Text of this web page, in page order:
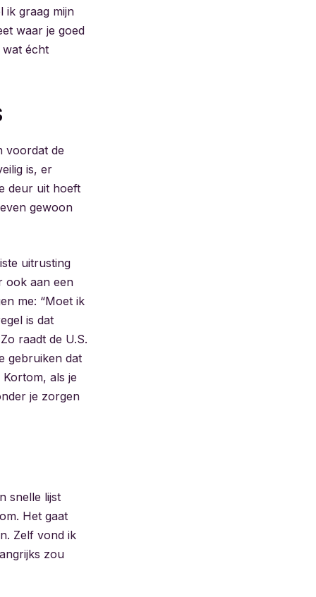
ik graag mijn
waar je goed
wat écht
voordat de
is, er
deur uit hoeft
gewoon
uitrusting
ook aan een
me: “Moet ik
is dat
raadt de U.S.
gebruiken dat
als je
je zorgen
snelle lijst
Het gaat
Zelf vond ik
zou